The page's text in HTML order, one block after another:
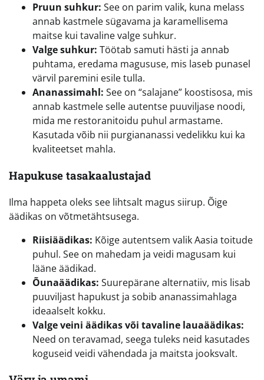
Pruun suhkur: See on parim valik, kuna melass
annab kastmele sügavama ja karamellisema
maitse kui tavaline valge suhkur.
Valge suhkur: Töötab samuti hästi ja annab
puhtama, eredama magususe, mis laseb punasel
värvil paremini esile tulla.
Ananassimahl: See on “salajane” koostisosa, mis
annab kastmele selle autentse puuviljase noodi,
mida me restoranitoidu puhul armastame.
Kasutada võib nii purgiananassi vedelikku kui ka
kvaliteetset mahla.
Hapukuse tasakaalustajad
Ilma happeta oleks see lihtsalt magus siirup. Õige
äädikas on võtmetähtsusega.
Riisiäädikas: Kõige autentsem valik Aasia toitude
puhul. See on mahedam ja veidi magusam kui
lääne äädikad.
Õunaäädikas: Suurepärane alternatiiv, mis lisab
puuviljast hapukust ja sobib ananassimahlaga
ideaalselt kokku.
Valge veini äädikas või tavaline lauaäädikas:
Need on teravamad, seega tuleks neid kasutades
koguseid veidi vähendada ja maitsta jooksvalt.